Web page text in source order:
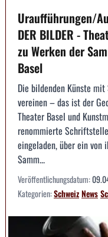
Uraufführungen/
DER BILDER -
zu Werken der
Basel
Die bildenden Künste
vereinen – das ist der
Theater Basel und
renommierte
eingeladen, über ein von
Samm...
Veröffentlichungsdatum:
Kategorien:SchweizNews